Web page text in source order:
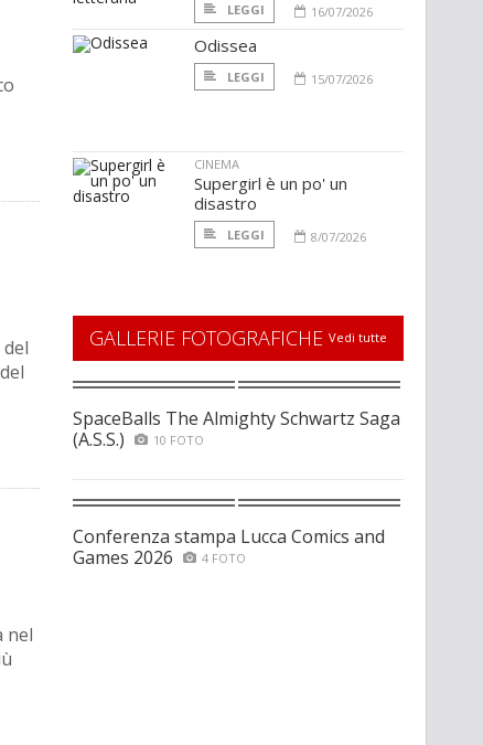
nel
LEGGI 16/07/2026
Odissea
LEGGI 15/07/2026
CINEMA
Supergirl è un po' un
disastro
LEGGI 8/07/2026
GALLERIE FOTOGRAFICHE Vedi tutte
SpaceBalls The Almighty Schwartz Saga
(A.S.S.)
10 FOTO
Conferenza stampa Lucca Comics and
Games 2026
4 FOTO